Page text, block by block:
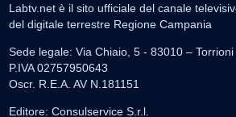
Labtv.net è il sito ufficiale del canale
del digitale terrestre Regione Campania
Sede legale: Via Chiaio, 5 - 83010 – Torrioni
P.IVA 02757950643
Oscr. R.E.A. AV N.181151
Editore: Consulservice S.r.l.